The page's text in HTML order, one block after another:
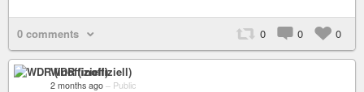
0 comments 0 0 0
WDR (inoffiziell)
2 months ago – Public